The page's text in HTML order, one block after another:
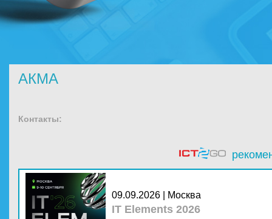
АКМА
Контакты:
09.09.2026 | Москва
IT Elements 2026